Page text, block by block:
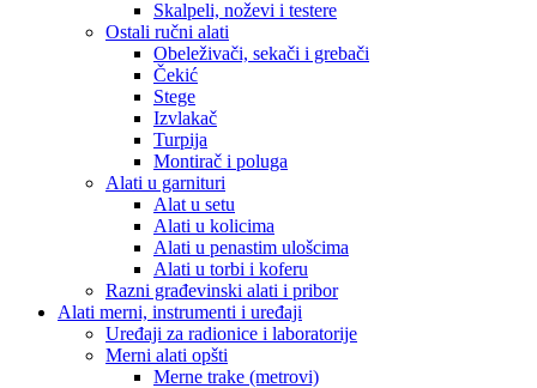
Skalpeli, noževi i testere
Ostali ručni alati
Obeleživači, sekači i grebači
Čekić
Stege
Izvlakač
Turpija
Montirač i poluga
Alati u garnituri
Alat u setu
Alati u kolicima
Alati u penastim ulošcima
Alati u torbi i koferu
Razni građevinski alati i pribor
Alati merni, instrumenti i uređaji
Uređaji za radionice i laboratorije
Merni alati opšti
Merne trake (metrovi)